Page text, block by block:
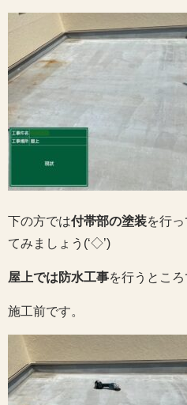
下の方では付帯部の塗装を行
てみましょう(‘◇’)ゞ
屋上では防水工事を行うとこ
施工前です。